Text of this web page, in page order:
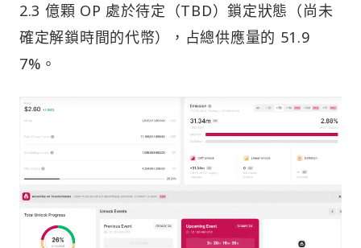
2.3 億顆 OP 處於待定（TBD）鎖定狀態（尚未
確定解鎖時間的代幣），占總供應量的 51.9
7%。